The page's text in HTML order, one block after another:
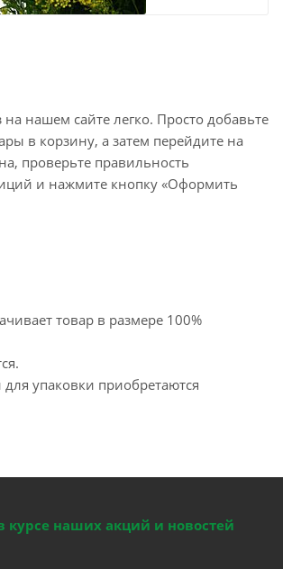
нашем сайте легко. Просто добавьте
в корзину, а затем перейдите на
проверьте правильность
и нажмите кнопку «Оформить
товар в размере 100%
упаковки приобретаются
курсе наших акций и новостей